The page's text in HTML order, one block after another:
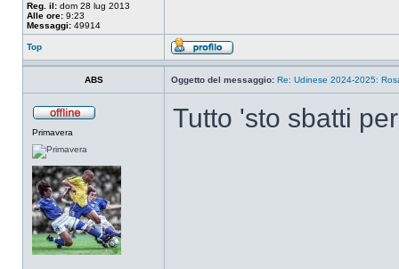
Reg. il: dom 28 lug 2013
Alle ore: 9:23
Messaggi: 49914
Top
ABS Oggetto del messaggio: Re: Udinese 2024-2025:
Primavera Tutto 'sto sbatti